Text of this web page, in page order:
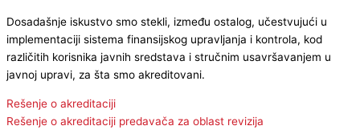
Dosadašnje iskustvo smo stekli, između ostalog, učestvujući u
implementaciji sistema finansijskog upravljanja i kontrola, kod
različitih korisnika javnih sredstava i stručnim usavršavanjem u
javnoj upravi, za šta smo akreditovani.
Rešenje o akreditaciji
Rešenje o akreditaciji predavača za oblast revizija